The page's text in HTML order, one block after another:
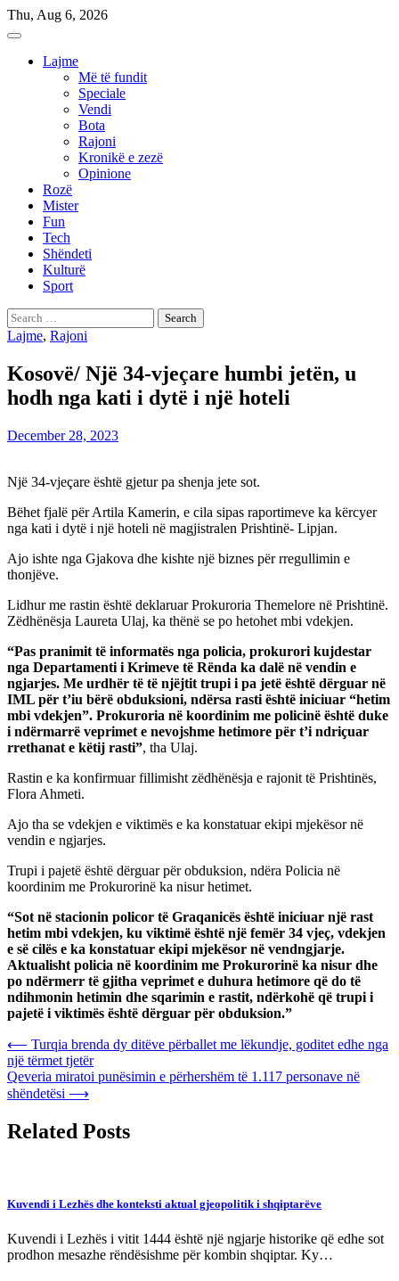
Skip
to
Thu, Aug 6, 2026
Lajme
Më të fundit
Speciale
Vendi
Bota
Rajoni
Kronikë e zezë
Opinione
Rozë
Mister
Fun
Tech
Shëndeti
Kulturë
Sport
Search
for:
Lajme, Rajoni
Kosovë/ Një 34-vjeçare humbi jetën, u
hodh nga kati i dytë i një hoteli
December 28, 2023
Një 34-vjeçare është gjetur pa shenja jete sot.
Bëhet fjalë për Artila Kamerin, e cila sipas raportimeve ka kërcyer
nga kati i dytë i një hoteli në magjistralen Prishtinë- Lipjan.
Ajo ishte nga Gjakova dhe kishte një biznes për rregullimin e
thonjëve.
Lidhur me rastin është deklaruar Prokuroria Themelore në Prishtinë.
Zëdhënësja Laureta Ulaj, ka thënë se po hetohet mbi vdekjen.
“Pas pranimit të informatës nga policia, prokurori kujdestar
nga Departamenti i Krimeve të Rënda ka dalë në vendin e
ngjarjes. Me urdhër të të njëjtit trupi i pa jetë është dërguar në
IML për t’iu bërë obduksioni, ndërsa rasti është iniciuar “hetim
mbi vdekjen”. Prokuroria në koordinim me policinë është duke
i ndërmarrë veprimet e nevojshme hetimore për t’i ndriçuar
rrethanat e këtij rasti”, tha Ulaj.
Rastin e ka konfirmuar fillimisht zëdhënësja e rajonit të Prishtinës,
Flora Ahmeti.
Ajo tha se vdekjen e viktimës e ka konstatuar ekipi mjekësor në
vendin e ngjarjes.
Trupi i pajetë është dërguar për obduksion, ndëra Policia në
koordinim me Prokurorinë ka nisur hetimet.
“Sot në stacionin policor të Graqanicës është iniciuar një rast
hetim mbi vdekjen, ku viktimë është një femër 34 vjeç, vdekjen
e së cilës e ka konstatuar ekipi mjekësor në vendngjarje.
Aktualisht policia në koordinim me Prokurorinë ka nisur dhe
po ndërmerr të gjitha veprimet e duhura hetimore që do të
ndihmonin hetimin dhe sqarimin e rastit, ndërkohë që trupi i
pajetë i viktimës është dërguar për obduksion.”
Post
navigation
⟵ Turqia brenda dy ditëve përballet me lëkundje, goditet edhe nga
një tërmet tjetër
Qeveria miratoi punësimin e përhershëm të 1.117 personave në
shëndetësi ⟶
Related Posts
Kuvendi i Lezhës dhe konteksti aktual gjeopolitik i shqiptarëve
Kuvendi i Lezhës i vitit 1444 është një ngjarje historike që edhe sot
prodhon mesazhe rëndësishme për kombin shqiptar. Ky…